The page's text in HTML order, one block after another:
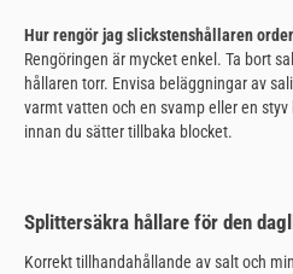
Hur rengör jag slickstenshållaren
Rengöringen är mycket enkel. Ta bort
hållaren torr. Envisa beläggningar av
varmt vatten och en svamp eller en styv
innan du sätter tillbaka blocket.
Splittersäkra hållare för den
Korrekt tillhandahållande av salt och